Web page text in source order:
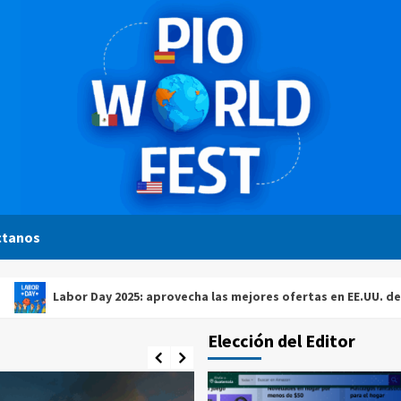
Labor Day 2025: aprovecha las mejores ofertas en EE.UU. desde
Elección del Editor